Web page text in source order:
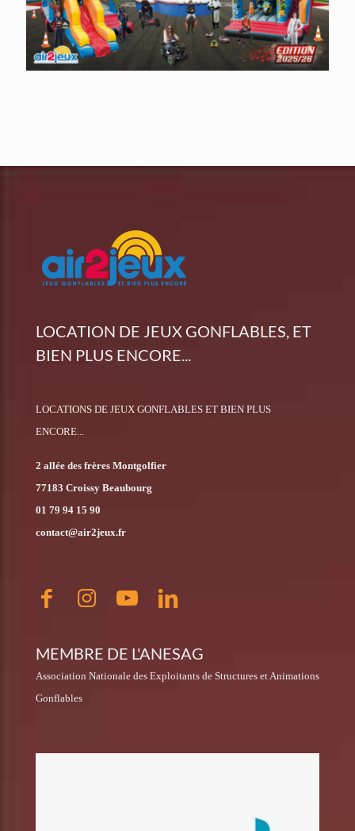
LOCATION DE JEUX GONFLABLES, ET
BIEN PLUS ENCORE...
LOCATIONS DE JEUX GONFLABLES ET BIEN PLUS
ENCORE...
2 allée des frères Montgolfier
77183 Croissy Beaubourg
01 79 94 15 90
contact@air2jeux.fr
MEMBRE DE L'ANESAG
Association Nationale des Exploitants de Structures et Animations
Gonflables